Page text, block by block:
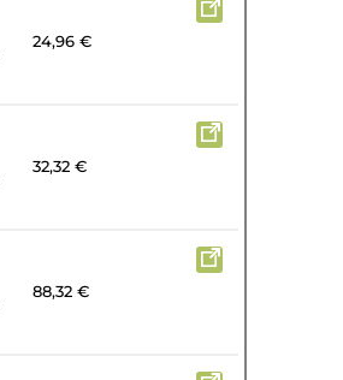
24,96 €
32,32 €
88,32 €